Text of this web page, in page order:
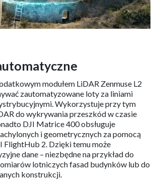
modułem LiDAR Zenmuse L2
zautomatyzowane loty za liniami
Wykorzystuje przy tym
do wykrywania przeszkód w czasie
DJI Matrice 400 obsługuje
i geometrycznych za pomocą
FlightHub 2. Dzięki temu może
dane – niezbędne na przykład do
lotniczych fasad budynków lub do
konstrukcji.